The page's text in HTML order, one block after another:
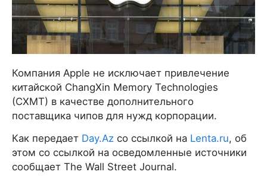
Компания Apple не исключает привлечение
китайской ChangXin Memory Technologies
(CXMT) в качестве дополнительного
поставщика чипов для нужд корпорации.
Как передает Day.Az со ссылкой на Lenta.ru, об
этом со ссылкой на осведомленные источники
сообщает The Wall Street Journal.